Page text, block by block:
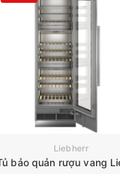
Liebherr